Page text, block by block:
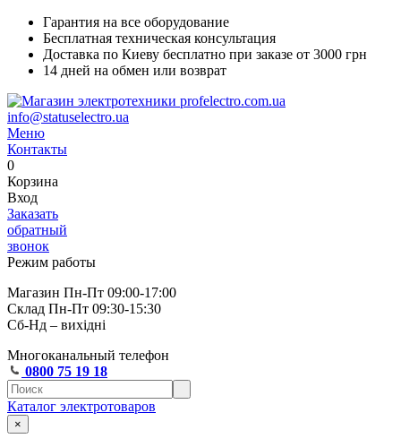
Гарантия на все оборудование
Бесплатная техническая консультация
Доставка по Киеву бесплатно при заказе от 3000 грн
14 дней на обмен или возврат
info@statuselectro.ua
Меню
Контакты
0
Корзина
Вход
Заказать
обратный
звонок
Режим работы
Магазин Пн-Пт 09:00-17:00
Склад Пн-Пт 09:30-15:30
Сб-Нд – вихідні
Многоканальный телефон
0800 75 19 18
Каталог электротоваров
×